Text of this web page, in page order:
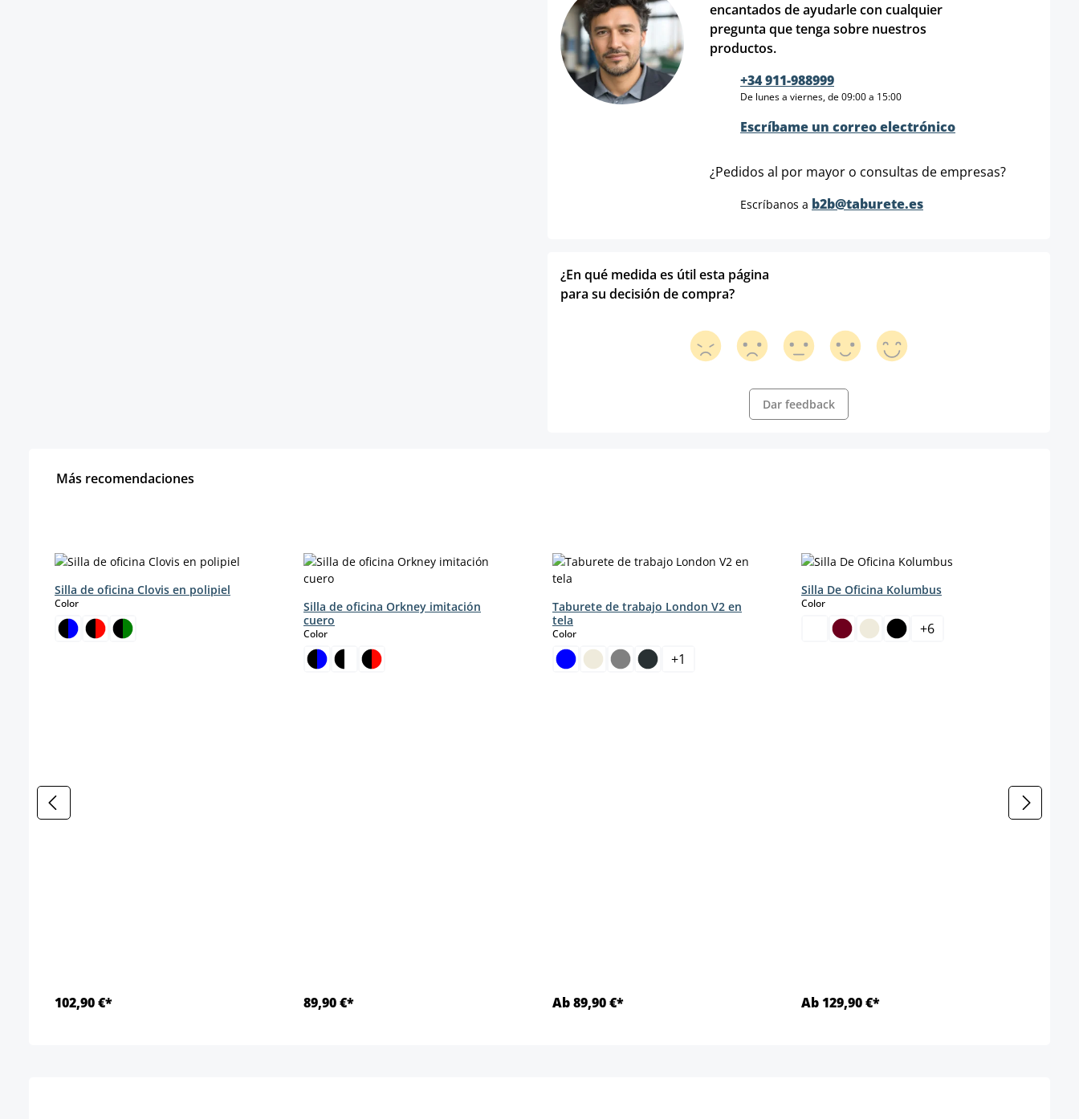
encantados de ayudarle con cualquier
pregunta que tenga sobre nuestros
productos.
+34 911-988999
De lunes a viernes, de 09:00 a 15:00
Escríbame un correo electrónico
¿Pedidos al por mayor o consultas de empresas?
Escríbanos a b2b@taburete.es
¿En qué medida es útil esta página
para su decisión de compra?
Dar feedback
Más recomendaciones
Silla de oficina Clovis en polipiel
Colorselect
102,90 €*
Silla de oficina Orkney imitación
cuero
Colorselect
89,90 €*
Taburete de trabajo London V2 en
tela
Colorselect
+1
Ab 89,90 €*
Silla De Oficina Kolumbus
Colorselect
+6
Ab 129,90 €*